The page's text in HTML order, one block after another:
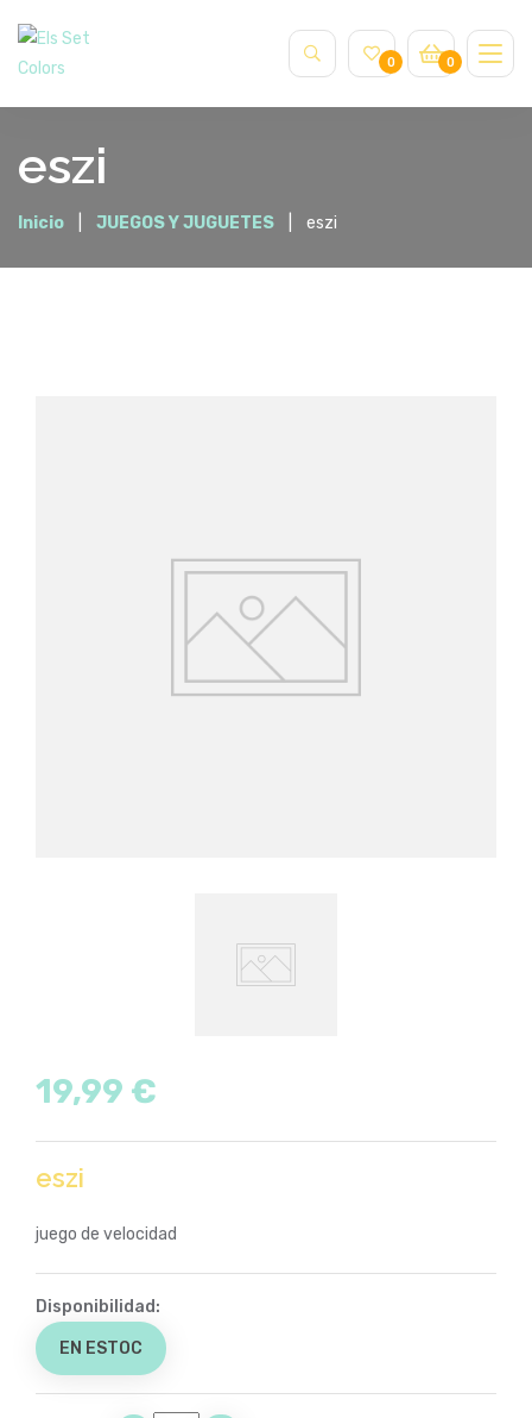
0 0
eszi
Inicio JUEGOS Y JUGUETES eszi
19,99 €
eszi
juego de velocidad
Disponibilidad:
EN ESTOC